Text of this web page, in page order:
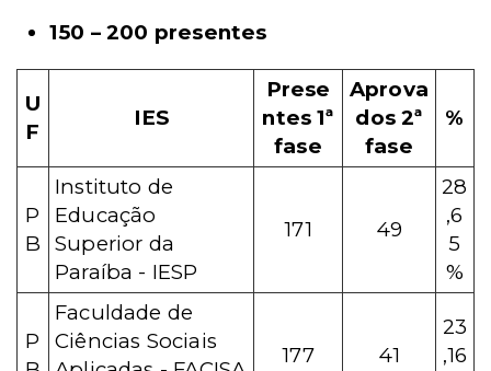
150 – 200 presentes
U
F
IES
Prese
ntes 1ª
fase
Aprova
dos 2ª
fase
%
P
B
Instituto de
Educação
Superior da
Paraíba - IESP
171 49
28
,6
5
%
P
Faculdade de
Ciências Sociais
177 41
23
,16